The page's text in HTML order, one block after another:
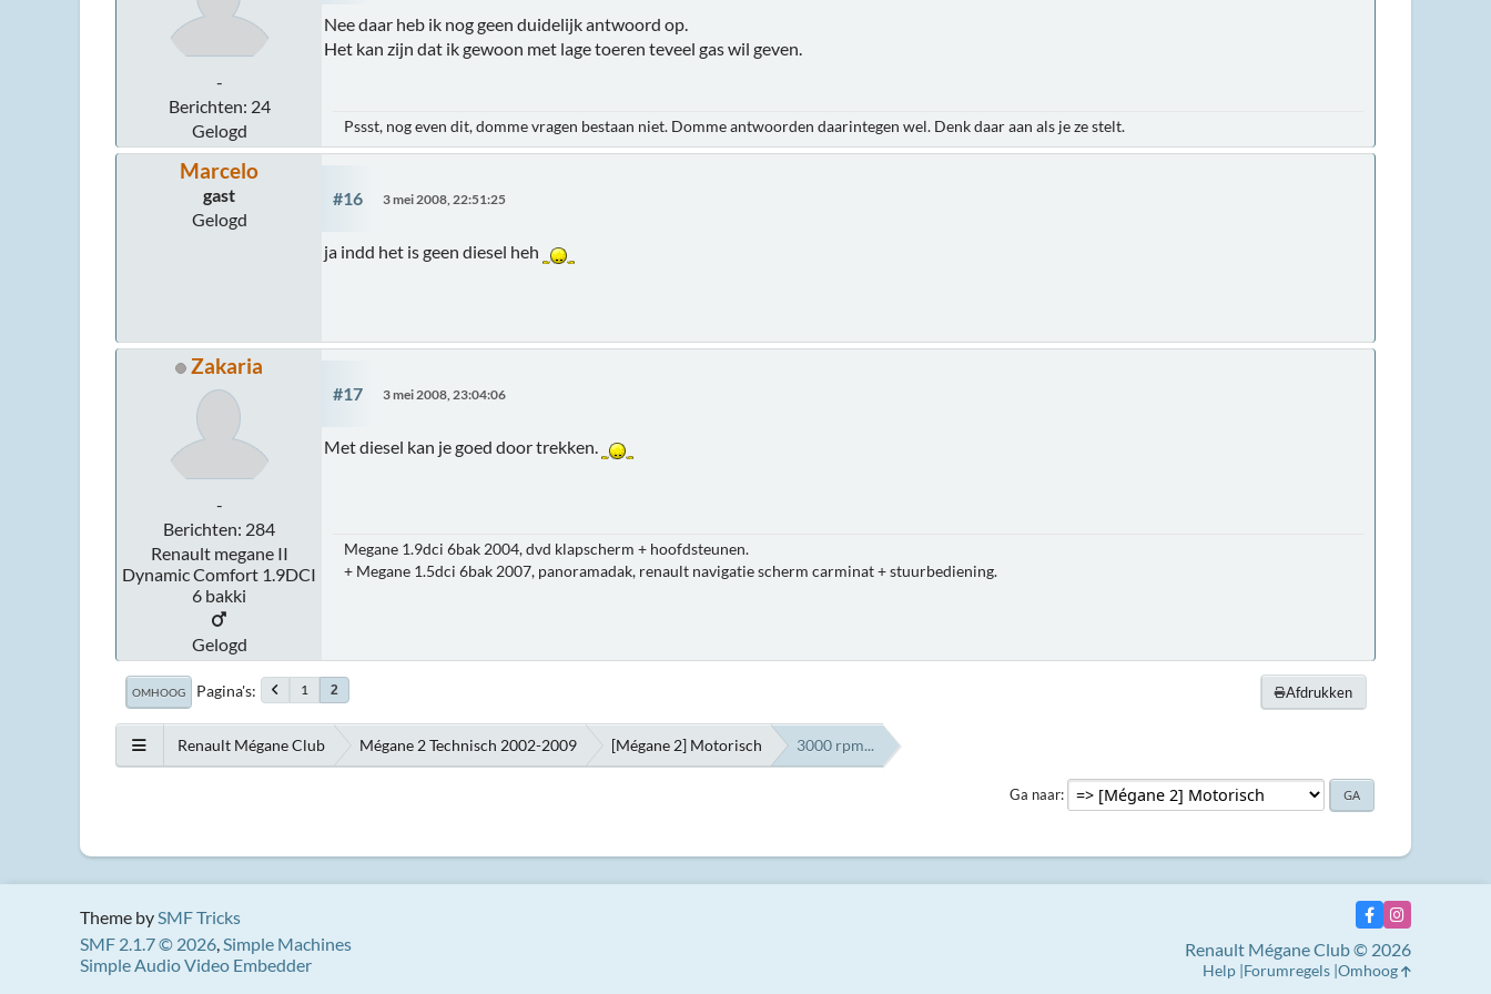
-
Berichten: 24
Gelogd
Nee daar heb ik nog geen duidelijk antwoord op.
Het kan zijn dat ik gewoon met lage toeren teveel gas wil geven.
Pssst, nog even dit, domme vragen bestaan niet. Domme antwoorden daarintegen wel. Denk daar aan als je ze stelt.
Marcelo
gast
Gelogd
#16 3 mei 2008, 22:51:25
ja indd het is geen diesel heh
Zakaria
-
Berichten: 284
Renault megane II
Dynamic Comfort 1.9DCI
6 bakki
Gelogd
#17 3 mei 2008, 23:04:06
Met diesel kan je goed door trekken.
Megane 1.9dci 6bak 2004, dvd klapscherm + hoofdsteunen.
+ Megane 1.5dci 6bak 2007, panoramadak, renault navigatie scherm carminat + stuurbediening.
Afdrukken
OMHOOG Pagina's 1 2
Renault Mégane Club Mégane 2 Technisch 2002-2009 [Mégane 2] Motorisch 3000 rpm...
Ga naar
Theme bySMF Tricks
SMF 2.1.7 © 2026,Simple Machines
Simple Audio Video Embedder
Renault Mégane Club © 2026
Help Forumregels Omhoog